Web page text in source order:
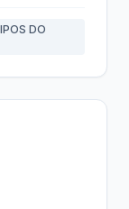
DO